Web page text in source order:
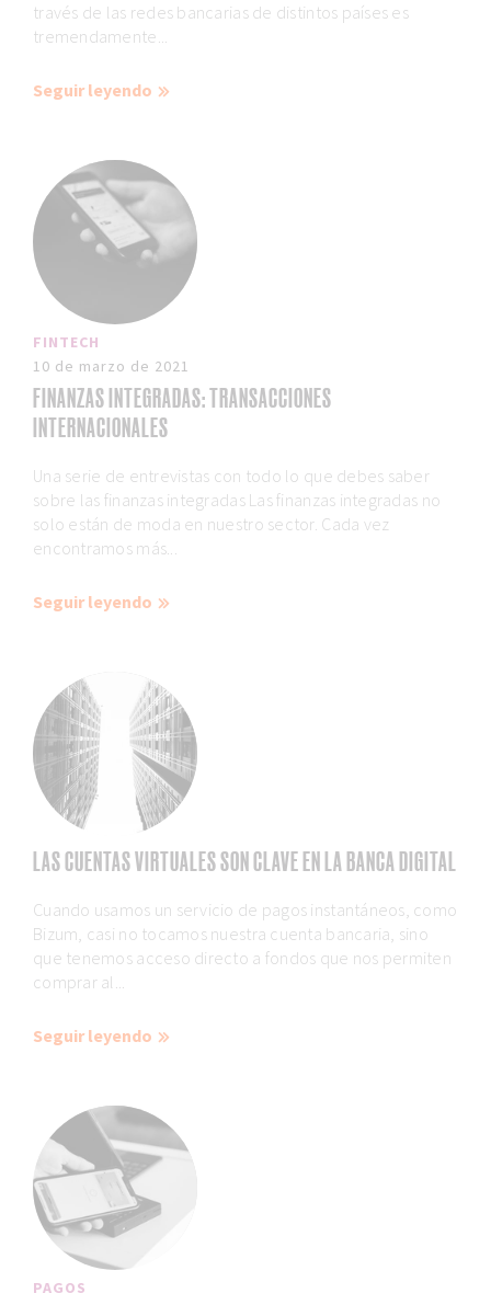
través de las redes bancarias de distintos países es
tremendamente...
Seguir leyendo
FINTECH
10 de marzo de 2021
FINANZAS INTEGRADAS: TRANSACCIONES
INTERNACIONALES
Una serie de entrevistas con todo lo que debes saber
sobre las finanzas integradas Las finanzas integradas no
solo están de moda en nuestro sector. Cada vez
encontramos más...
Seguir leyendo
LAS CUENTAS VIRTUALES SON CLAVE EN LA BANCA DIGITAL
Cuando usamos un servicio de pagos instantáneos, como
Bizum, casi no tocamos nuestra cuenta bancaria, sino
que tenemos acceso directo a fondos que nos permiten
comprar al...
Seguir leyendo
PAGOS